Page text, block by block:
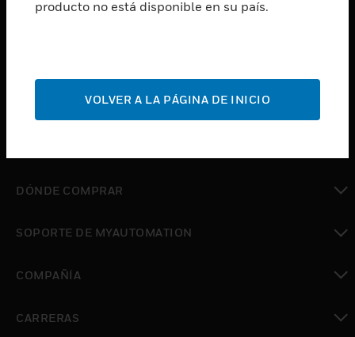
Cambiar vista
Cambiar vista
INDUSTRIAS
DÓNDE COMPRAR
SOPORTE DE MYAUTOMATION
COMPAÑÍA
CARRERAS
producto no está disponible en su país.
VOLVER A LA PÁGINA DE INICIO